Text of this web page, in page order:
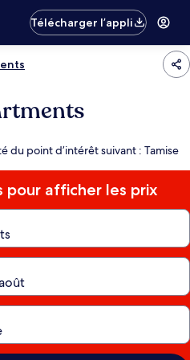
Télécharger l’appli
point d’intérêt suivant : Tamise
pour afficher les prix